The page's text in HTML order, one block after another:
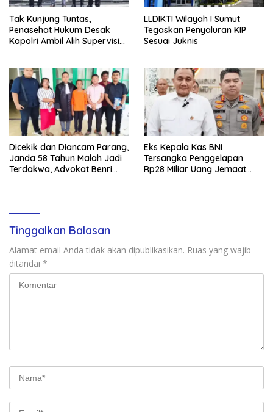
Tak Kunjung Tuntas,
Penasehat Hukum Desak
Kapolri Ambil Alih Supervisi
LLDIKTI Wilayah I Sumut
Tegaskan Penyaluran KIP
Sesuai Juknis
Dicekik dan Diancam Parang,
Janda 58 Tahun Malah Jadi
Terdakwa, Advokat Benri
Eks Kepala Kas BNI
Tersangka Penggelapan
Rp28 Miliar Uang Jemaat
Tinggalkan Balasan
Alamat email Anda tidak akan dipublikasikan. Ruas yang wajib
ditandai *